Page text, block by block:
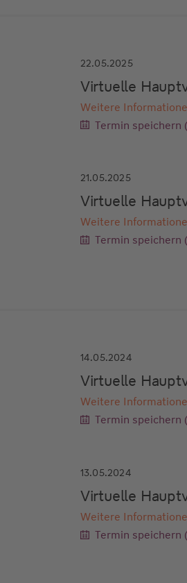
22.05.2025
Virtuelle
Weitere
Termin speichern
21.05.2025
Virtuelle
Weitere
Termin speichern
14.05.2024
Virtuelle
Weitere
Termin speichern
13.05.2024
Virtuelle
Weitere
Termin speichern